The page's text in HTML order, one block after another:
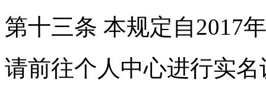
第十三条 本规定自2017
请前往个人中心进行实名